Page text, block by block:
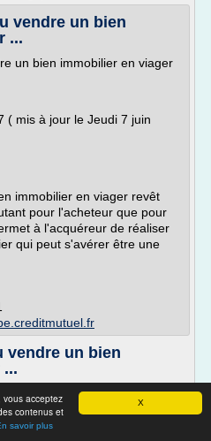
X
vous acceptez
contenus et
savoir plus
vendre un bien
...
un bien immobilier en viager
( mis à jour le Jeudi 7 juin
immobilier en viager revêt
pour l'acheteur que pour
à l'acquéreur de réaliser
qui peut s'avérer être une
vendre un bien
un bien immobilier en viager ?
mis à jour le Jeudi 7 juin 2018